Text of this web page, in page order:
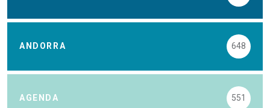
ANDORRA 648
AGENDA 551